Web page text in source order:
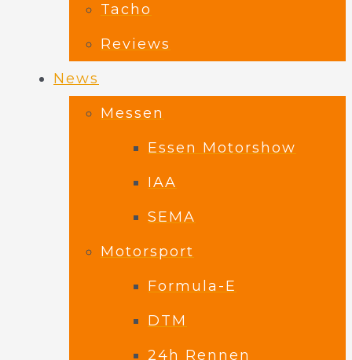
Tacho
Reviews
News
Messen
Essen Motorshow
IAA
SEMA
Motorsport
Formula-E
DTM
24h Rennen